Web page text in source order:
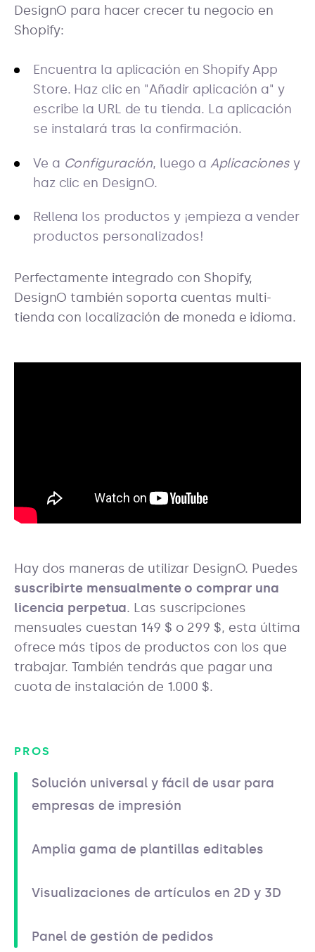
DesignO para hacer crecer tu negocio en
Shopify:
Encuentra la aplicación en Shopify App
Store. Haz clic en "Añadir aplicación a" y
escribe la URL de tu tienda. La aplicación
se instalará tras la confirmación.
Ve a Configuración, luego aAplicaciones y
haz clic en DesignO.
Rellena los productos y ¡empieza a vender
productos personalizados!
Perfectamente integrado con Shopify,
DesignO también soporta cuentas multi-
tienda con localización de moneda e idioma.
Hay dos maneras de utilizar DesignO. Puedes
suscribirte mensualmente o comprar una
licencia perpetua. Las suscripciones
mensuales cuestan 149 $ o 299 $, esta última
ofrece más tipos de productos con los que
trabajar. También tendrás que pagar una
cuota de instalación de 1.000 $.
PROS
Solución universal y fácil de usar para
empresas de impresión
Amplia gama de plantillas editables
Visualizaciones de artículos en 2D y 3D
Panel de gestión de pedidos